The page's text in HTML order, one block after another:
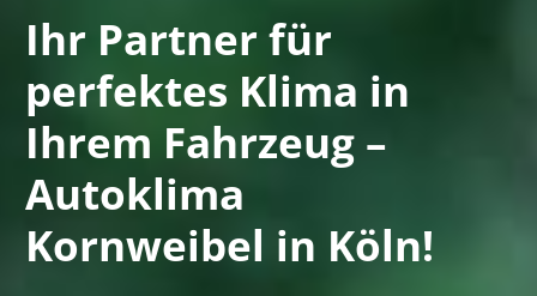
Ihr Partner für
perfektes Klima in
Ihrem Fahrzeug –
Autoklima
Kornweibel in Köln!